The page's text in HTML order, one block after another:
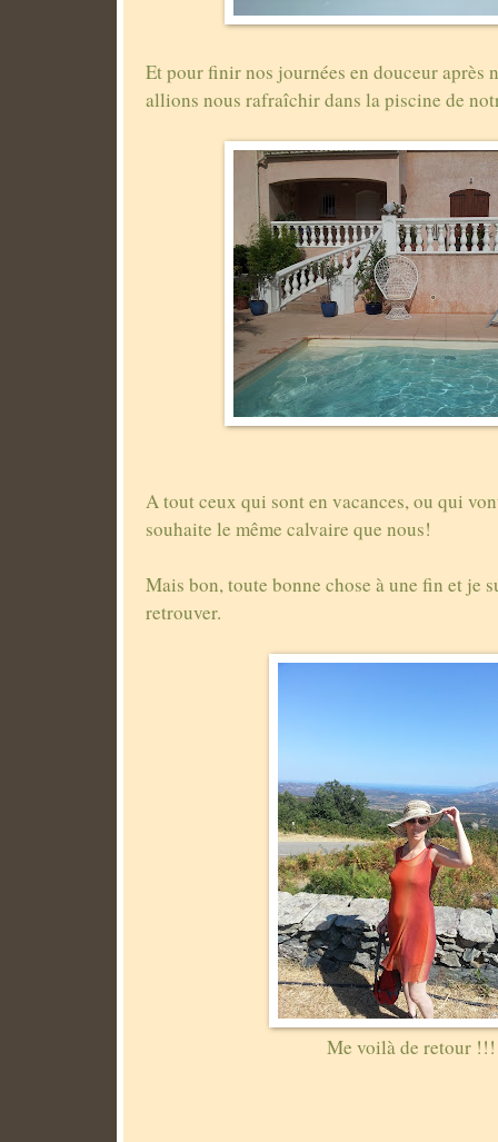
Et pour finir nos journées en douceur après
allions nous rafraîchir dans la piscine de
A tout ceux qui sont en vacances, ou qui
souhaite le même calvaire que nous!
Mais bon, toute bonne chose à une fin et je
retrouver.
Me voilà de retour !!!